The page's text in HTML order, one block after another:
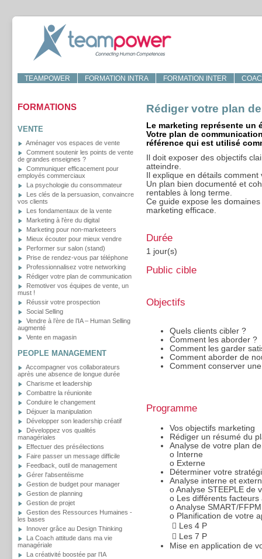
TEAMPOWER FORMATION INTRA FORMATION INTER
FORMATIONS
VENTE
Aménager vos espaces de vente
Comment soutenir les points de vente
de grandes enseignes ?
Communiquer efficacement pour
employés commerciaux
La psychologie du consommateur
Les clés de la persuasion, convaincre
vos clients
Les fondamentaux de la vente
Marketing à l'ère du digital
Marketing pour non-marketeers
Mieux écouter pour mieux vendre
Performer sur salon (stand)
Prise de rendez-vous par téléphone
Professionnalisez votre networking
Rédiger votre plan de communication
Remotiver vos équipes de vente, un
must !
Réussir votre prospection
Social Selling
Vendre à l’ère de l’IA – Human Selling
augmenté
Vente en magasin
PEOPLE MANAGEMENT
Accompagner vos collaborateurs
après une absence de longue durée
Charisme et leadership
Combattre la réunionite
Conduire le changement
Déjouer la manipulation
Développer son leadership créatif
Développez vos qualités
managériales
Effectuer des présélections
Faire passer un message difficile
Feedback, outil de management
Gérer l'absentéisme
Gestion de budget pour manager
Gestion de planning
Gestion de projet
Gestion des Ressources Humaines -
les bases
Innover grâce au Design Thinking
La Coach attitude dans ma vie
managériale
La créativité boostée par l’IA
Rédiger votre plan
Le marketing représente un
Votre plan de
référence qui est utilisé
Il doit exposer des objectifs
atteindre.
Il explique en détails
Un plan bien documenté et
rentables à long terme.
Ce guide expose les
marketing efficace.
Durée
1 jour(s)
Public cible
Objectifs
Quels clients cibler ?
Comment les aborder ?
Comment les garder
Comment aborder de
Comment conserver
Programme
Vos objectifs marketing
Rédiger un résumé du
Analyse de votre plan
o Interne
o Externe
Déterminer votre
Analyse interne et
o Analyse STEEPLE de
o
Les différents
o Analyse SMART/FFPM
o Planification de votre

Les 4 P

Les 7 P
Mise en application de